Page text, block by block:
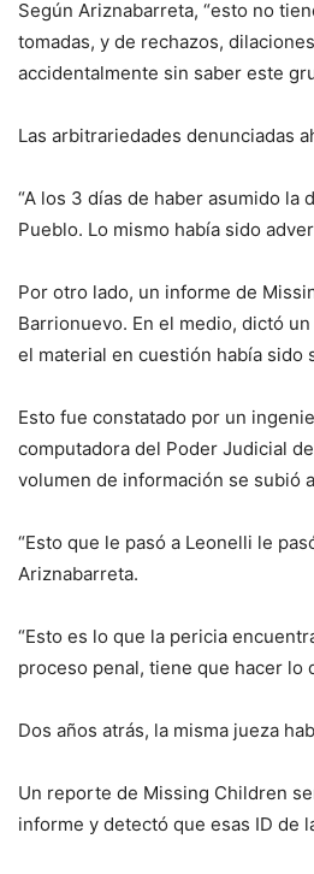
Según Ariznabarreta, “esto no
tomadas, y de rechazos,
accidentalmente sin saber este
Las arbitrariedades denunciadas
“A los 3 días de haber asumido
Pueblo. Lo mismo había sido
Por otro lado, un informe de
Barrionuevo. En el medio, dictó
el material en cuestión había sido
Esto fue constatado por un
computadora del Poder Judicial
volumen de información se subió
“Esto que le pasó a Leonelli le
Ariznabarreta.
“Esto es lo que la pericia
proceso penal, tiene que hacer lo
Dos años atrás, la misma jueza
Un reporte de Missing Children
informe y detectó que esas ID de